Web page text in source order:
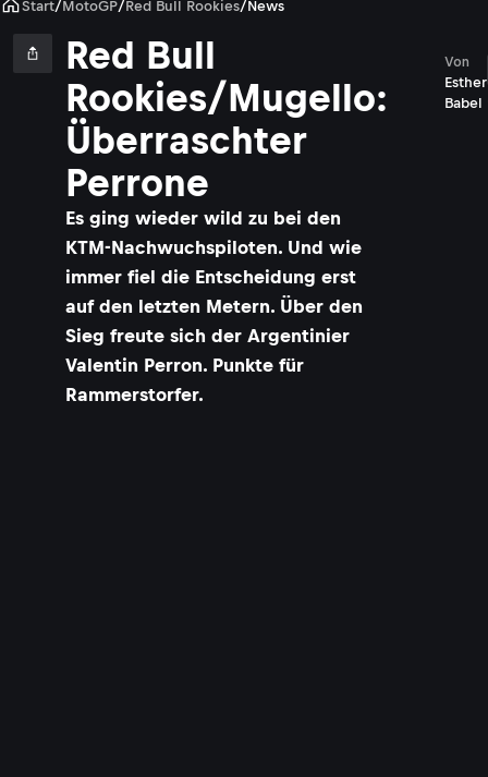
Start/MotoGP/Red Bull Rookies/News
Red Bull
Rookies/Mugello:
Überraschter
Perrone
Es ging wieder wild zu bei den
KTM-Nachwuchspiloten. Und wie
immer fiel die Entscheidung erst
auf den letzten Metern. Über den
Sieg freute sich der Argentinier
Valentin Perron. Punkte für
Rammerstorfer.
Esther
Babel
Von